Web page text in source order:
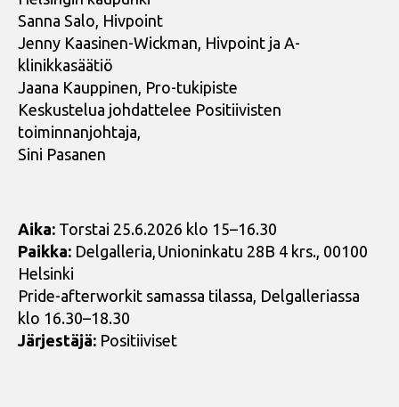
Sanna Salo, Hivpoint
Jenny Kaasinen-Wickman, Hivpoint ja A-
klinikkasäätiö
Jaana Kauppinen, Pro-tukipiste
Keskustelua johdattelee Positiivisten
toiminnanjohtaja,
Sini Pasanen
Aika: Torstai 25.6.2026 klo 15–16.30
Paikka: Delgalleria, Unioninkatu 28B 4 krs., 00100
Helsinki
Pride-afterworkit samassa tilassa, Delgalleriassa
klo 16.30–18.30
Järjestäjä: Positiiviset